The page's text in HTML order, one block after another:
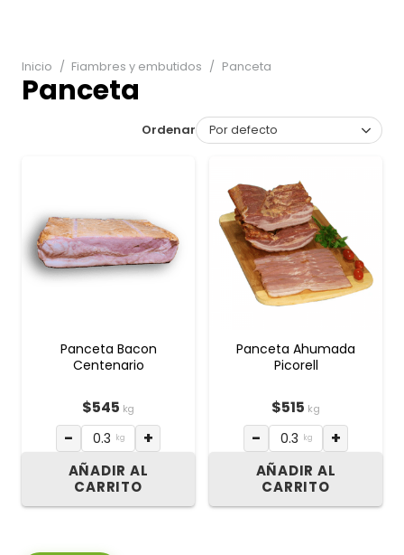
Inicio / Fiambres y embutidos / Panceta
Panceta
Ordenar
Panceta Bacon
Centenario
$545 kg
− kg +
AÑADIR AL
CARRITO
Panceta Ahumada
Picorell
$515 kg
− kg +
AÑADIR AL
CARRITO